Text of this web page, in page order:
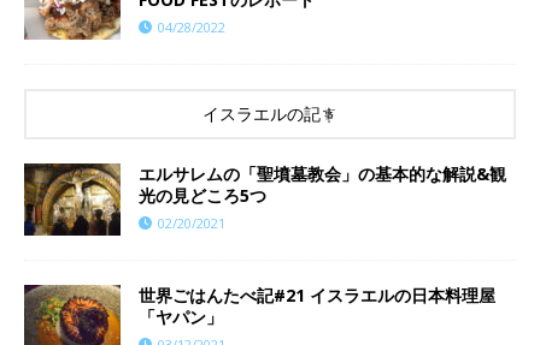
04/28/2022
イスラエルの記事
エルサレムの「聖墳墓教会」の基本的な解説&観
光の見どころ5つ
02/20/2021
世界ごはんたべ記#21 イスラエルの日本料理屋
「ヤパン」